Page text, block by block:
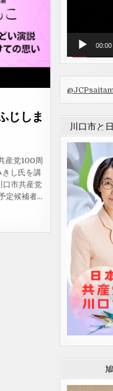
じしま
産党100周
きし氏を講
口市共産党
定候補者…
00:00
川口市と